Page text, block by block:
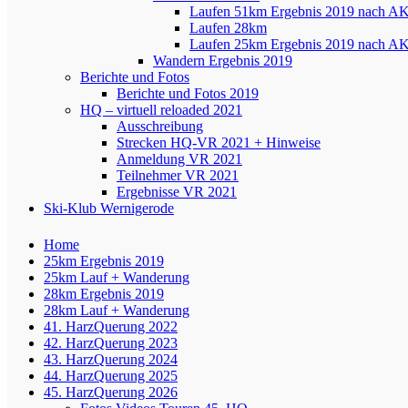
Laufen 51km Ergebnis 2019 nach
Laufen 28km
Laufen 25km Ergebnis 2019 nach
Wandern Ergebnis 2019
Berichte und Fotos
Berichte und Fotos 2019
HQ – virtuell reloaded 2021
Ausschreibung
Strecken HQ-VR 2021 + Hinweise
Anmeldung VR 2021
Teilnehmer VR 2021
Ergebnisse VR 2021
Ski-Klub Wernigerode
Home
25km Ergebnis 2019
25km Lauf + Wanderung
28km Ergebnis 2019
28km Lauf + Wanderung
41. HarzQuerung 2022
42. HarzQuerung 2023
43. HarzQuerung 2024
44. HarzQuerung 2025
45. HarzQuerung 2026